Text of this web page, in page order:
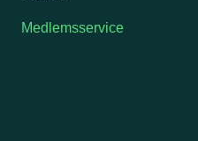
Medlemsservice